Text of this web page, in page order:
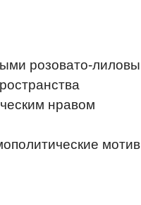
розовато-
нравом